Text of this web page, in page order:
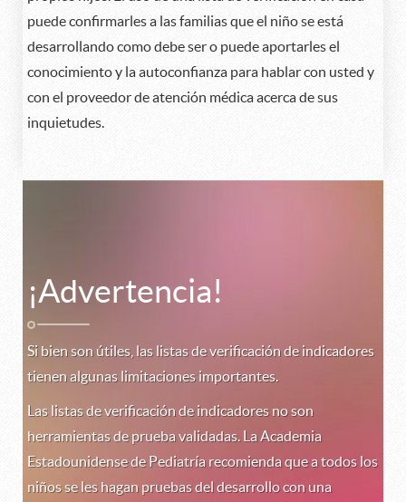
puede confirmarles a las familias que el niño se está
desarrollando como debe ser o puede aportarles el
conocimiento y la autoconfianza para hablar con usted y
con el proveedor de atención médica acerca de sus
inquietudes.
¡Advertencia!
Si bien son útiles, las listas de verificación de indicadores
tienen algunas limitaciones importantes.
Las listas de verificación de indicadores no son
herramientas de prueba validadas. La Academia
Estadounidense de Pediatría recomienda que a todos los
niños se les hagan pruebas del desarrollo con una